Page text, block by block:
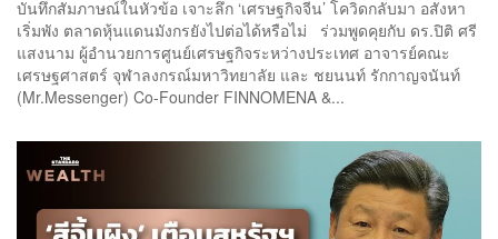
บันทึกสัมภาษณ์ในหัวข้อ เจาะลึก ‘เศรษฐกิจจีน’ โควิดกลับมา อสังหา
เริ่มพัง ตลาดหุ้นแดนมังกรยังไปต่อได้หรือไม่ ร่วมพูดคุยกับ ดร.ปิติ ศรี
แสงนาม ผู้อำนวยการศูนย์เศรษฐกิจระหว่างประเทศ อาจารย์คณะ
เศรษฐศาสตร์ จุฬาลงกรณ์มหาวิทยาลัย และ ชยนนท์ รักกาญจนันท์
(Mr.Messenger) Co-Founder FINNOMENA &...